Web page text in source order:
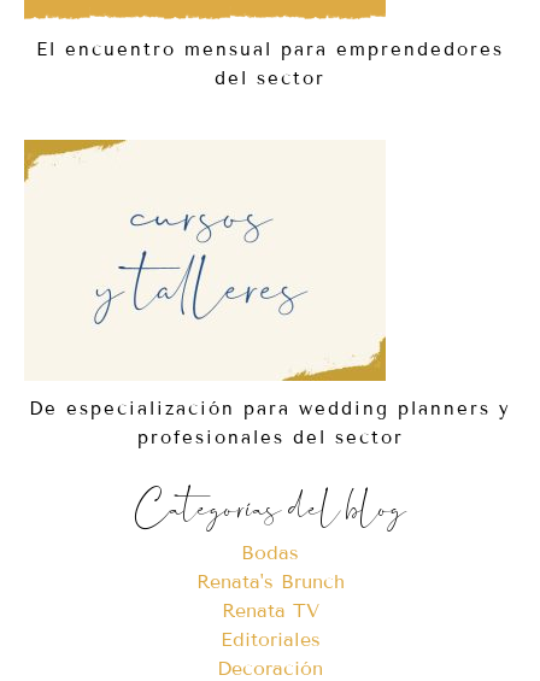
El encuentro mensual para emprendedores
del sector
De especialización para wedding planners y
profesionales del sector
Categorías del blog
Bodas
Renata's Brunch
Renata TV
Editoriales
Decoración